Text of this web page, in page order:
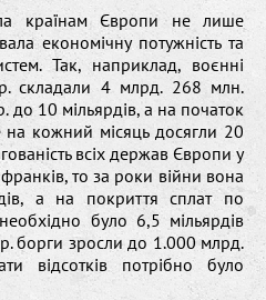
країнам Європи не лише
економічну потужність та
Так, наприклад, воєнні
складали 4 млрд. 268 млн.
до 10 мільярдів, а на початок
кожний місяць досягли 20
всіх держав Європи у
то за роки війни вона
а на покриття сплат по
було 6,5 мільярдів
борги зросли до 1.000 млрд.
відсотків потрібно було